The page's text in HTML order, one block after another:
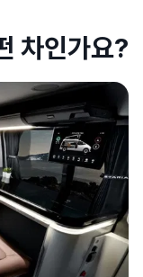
차인가요?